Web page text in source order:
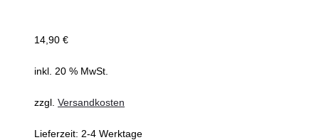
14,90 €
inkl. 20 % MwSt.
zzgl. Versandkosten
Lieferzeit: 2-4 Werktage